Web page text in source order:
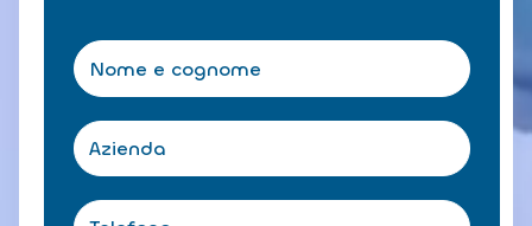
N
o
m
e
e
c
g
A
z
e
T